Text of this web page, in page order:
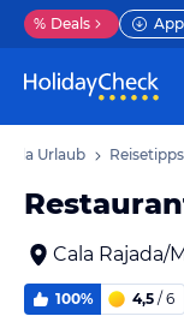
% Deals
Urlaub
Cala Rajada/
100% 4,5 / 6